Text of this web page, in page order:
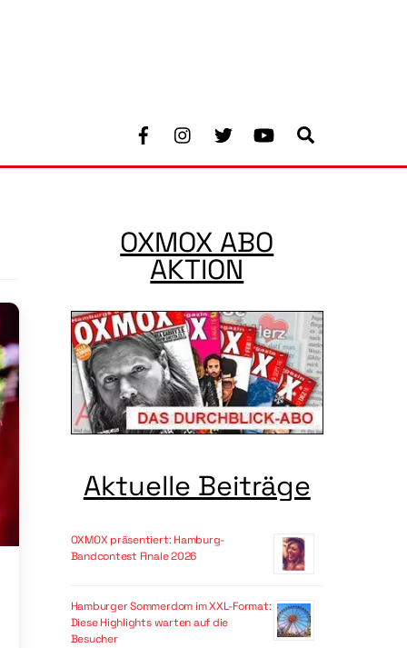
Facebook Youtube
OXMOX ABO
AKTION
Aktuelle Beiträge
OXMOX präsentiert: Hamburg-
Bandcontest Finale 2026
Hamburger Sommerdom im XXL-Format:
Diese Highlights warten auf die
Besucher